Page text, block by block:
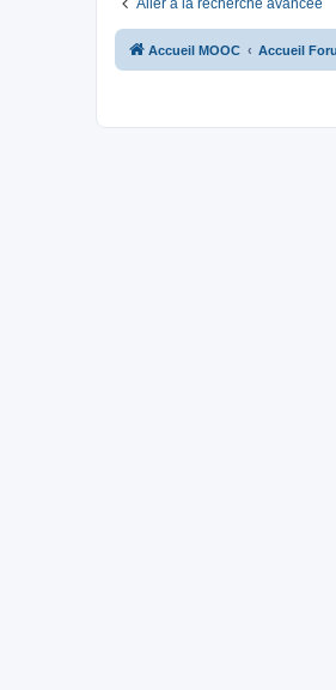
Aller à la recherche avancée
Accueil MOOC Accueil